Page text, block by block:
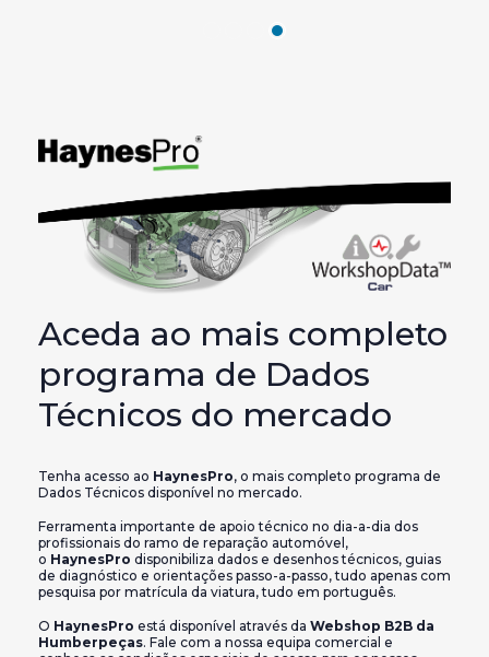
Aceda ao mais completo
programa de Dados
Técnicos do mercado
Tenha acesso ao HaynesPro, o mais completo programa de
Dados Técnicos disponível no mercado.
Ferramenta importante de apoio técnico no dia-a-dia dos
profissionais do ramo de reparação automóvel,
o HaynesPro disponibiliza dados e desenhos técnicos, guias
de diagnóstico e orientações passo-a-passo, tudo apenas com
pesquisa por matrícula da viatura, tudo em português.
O HaynesPro está disponível através da Webshop B2B da
Humberpeças. Fale com a nossa equipa comercial e